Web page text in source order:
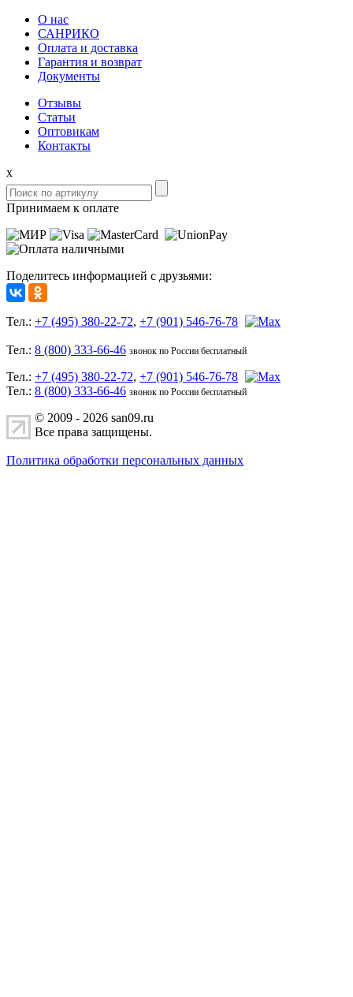
О нас
САНРИКО
Оплата и доставка
Гарантия и возврат
Документы
Отзывы
Статьи
Оптовикам
Контакты
x
Принимаем к оплате
Поделитесь информацией с друзьями:
Тел.: +7 (495) 380-22-72, +7 (901) 546-76-78
Тел.: 8 (800) 333-66-46 звонок по России бесплатный
Тел.: +7 (495) 380-22-72, +7 (901) 546-76-78
Тел.: 8 (800) 333-66-46 звонок по России бесплатный
© 2009 - 2026 san09.ru
Все права защищены.
Политика обработки персональных данных